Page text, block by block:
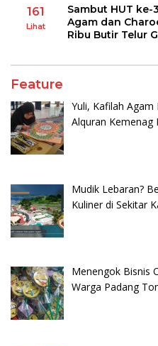
161
Lihat
Sambut HUT ke-
Agam dan
Ribu Butir Telur
Feature
Yuli, Kafilah Agam
Alquran Kemenag
Mudik Lebaran?
Kuliner di Sekitar
Menengok Bisnis
Warga Padang